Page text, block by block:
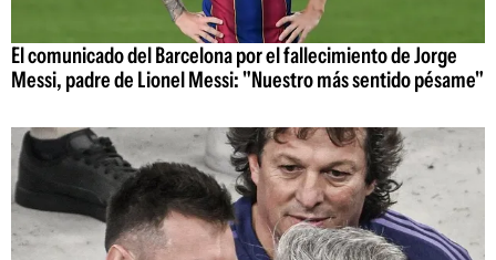
El comunicado del Barcelona por el fallecimiento de Jorge
Messi, padre de Lionel Messi: "Nuestro más sentido pésame"